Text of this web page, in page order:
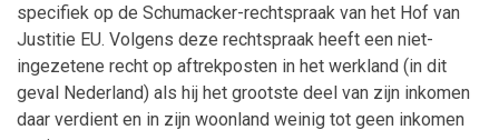
specifiek op de Schumacker-rechtspraak van het Hof van
Justitie EU. Volgens deze rechtspraak heeft een niet-
ingezetene recht op aftrekposten in het werkland (in dit
geval Nederland) als hij het grootste deel van zijn inkomen
daar verdient en in zijn woonland weinig tot geen inkomen